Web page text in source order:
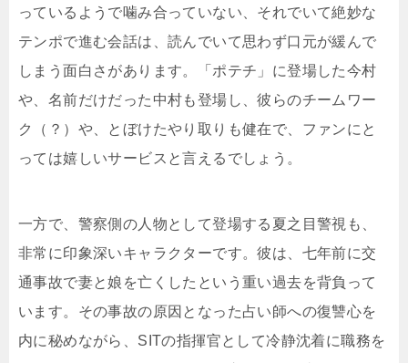
っているようで噛み合っていない、それでいて絶妙な
テンポで進む会話は、読んでいて思わず口元が緩んで
しまう面白さがあります。「ポテチ」に登場した今村
や、名前だけだった中村も登場し、彼らのチームワー
ク（？）や、とぼけたやり取りも健在で、ファンにと
っては嬉しいサービスと言えるでしょう。
一方で、警察側の人物として登場する夏之目警視も、
非常に印象深いキャラクターです。彼は、七年前に交
通事故で妻と娘を亡くしたという重い過去を背負って
います。その事故の原因となった占い師への復讐心を
内に秘めながら、SITの指揮官として冷静沈着に職務を